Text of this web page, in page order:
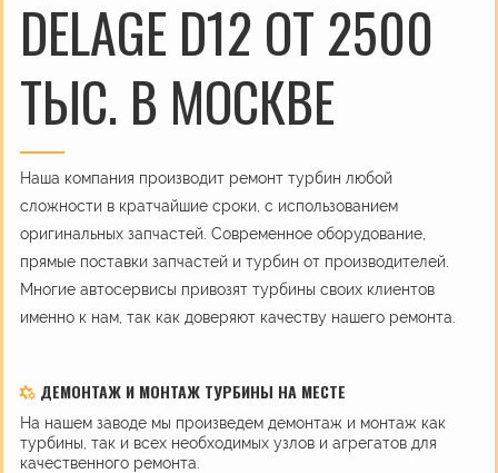
DELAGE D12 ОТ 2500
ТЫС. В МОСКВЕ
Наша компания производит ремонт турбин любой
сложности в кратчайшие сроки, с использованием
оригинальных запчастей. Современное оборудование,
прямые поставки запчастей и турбин от производителей.
Многие автосервисы привозят турбины своих клиентов
именно к нам, так как доверяют качеству нашего ремонта.
ДЕМОНТАЖ И МОНТАЖ ТУРБИНЫ НА МЕСТЕ
На нашем заводе мы произведем демонтаж и монтаж как
турбины, так и всех необходимых узлов и агрегатов для
качественного ремонта.